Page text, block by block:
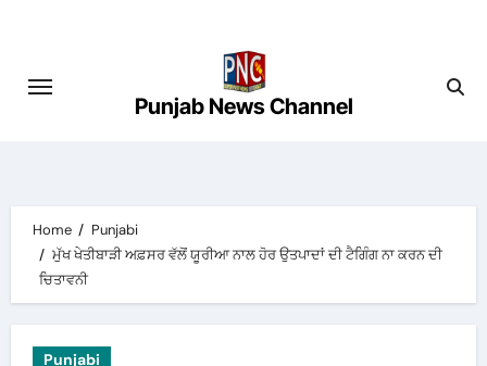
content
Punjab News Channel
Home
Punjabi
ਮੁੱਖ ਖੇਤੀਬਾੜੀ ਅਫ਼ਸਰ ਵੱਲੋਂ ਯੂਰੀਆ ਨਾਲ ਹੋਰ ਉਤਪਾਦਾਂ ਦੀ ਟੈਗਿੰਗ ਨਾ ਕਰਨ ਦੀ
ਚਿਤਾਵਨੀ
Punjabi